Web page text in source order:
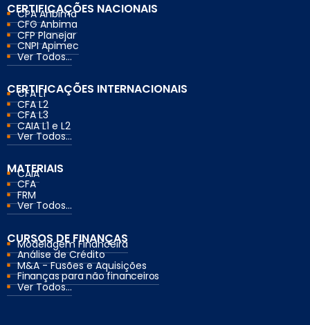
CERTIFICAÇÕES NACIONAIS
CPA Anbima
CFG Anbima
CFP Planejar
CNPI Apimec
Ver Todos...
CERTIFICAÇÕES INTERNACIONAIS
CFA L1
CFA L2
CFA L3
CAIA L1 e L2
Ver Todos...
MATERIAIS
CAIA
CFA
FRM
Ver Todos...
CURSOS DE FINANÇAS
Modelagem Financeira
Análise de Crédito
M&A - Fusões e Aquisições
Finanças para não financeiros
Ver Todos...